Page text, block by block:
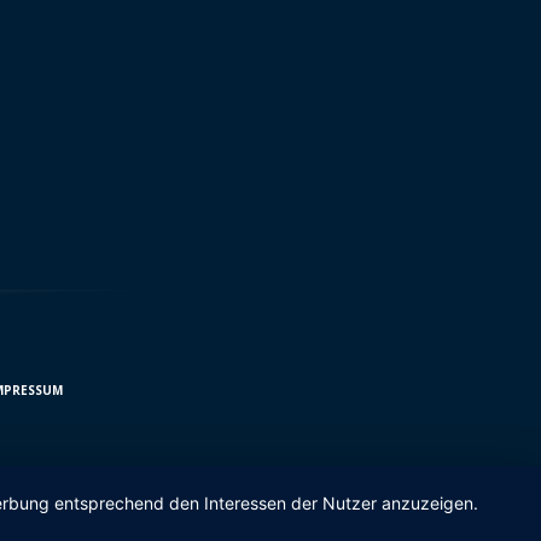
entsprechend den Interessen der Nutzer anzuzeigen.